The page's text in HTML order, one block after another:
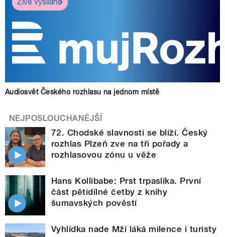
Audiosvět Českého rozhlasu na jednom místě
NEJPOSLOUCHANĚJŠÍ
72. Chodské slavnosti se blíží. Český
rozhlas Plzeň zve na tři pořady a
rozhlasovou zónu u věže
Hans Kollibabe: Prst trpaslíka. První
část pětidílné četby z knihy
šumavských pověstí
Vyhlídka nade Mží láká milence i turisty